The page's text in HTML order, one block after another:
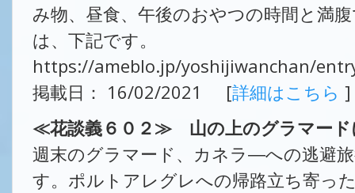
み物、昼食、午後のおやつの時間と満
は、下記です。
https://ameblo.jp/yoshijiwanchan/
掲載日： 16/02/2021 [詳細はこちら ]
≪花談義６０２≫ 山の上のグラマード
週末のグラマード、カネラ―への逃避
す。ポルトアレグレへの帰路立ち寄っ